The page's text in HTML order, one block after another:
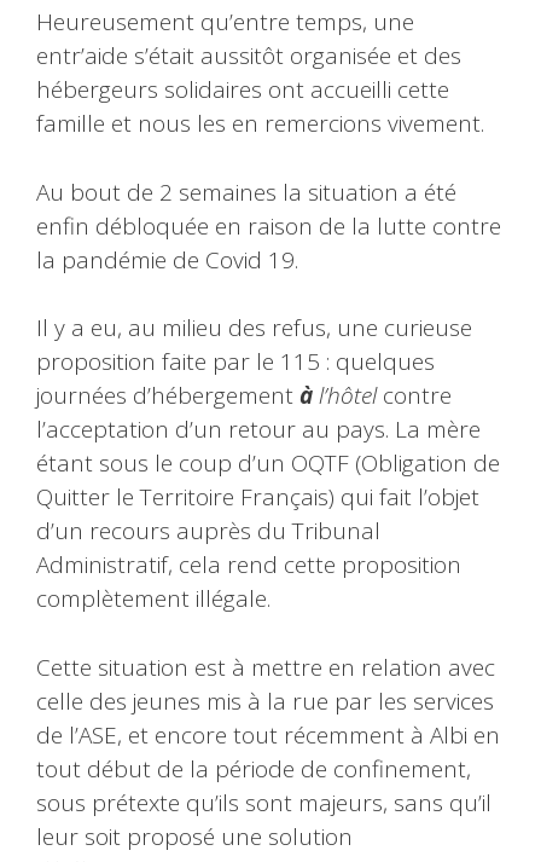
Heureusement qu’entre temps, une
entr’aide s’était aussitôt organisée et des
hébergeurs solidaires ont accueilli cette
famille et nous les en remercions vivement.
Au bout de 2 semaines la situation a été
enfin débloquée en raison de la lutte contre
la pandémie de Covid 19.
Il y a eu, au milieu des refus, une curieuse
proposition faite par le 115 : quelques
journées d’hébergementàl’hôtelcontre
l’acceptation d’un retour au pays. La mère
étant sous le coup d’un OQTF (Obligation de
Quitter le Territoire Français) qui fait l’objet
d’un recours auprès du Tribunal
Administratif, cela rend cette proposition
complètement illégale.
Cette situation est à mettre en relation avec
celle des jeunes mis à la rue par les services
de l’ASE, et encore tout récemment à Albi en
tout début de la période de confinement,
sous prétexte qu’ils sont majeurs, sans qu’il
leur soit proposé une solution